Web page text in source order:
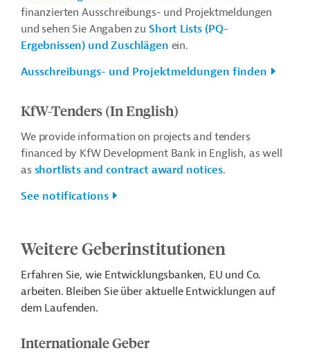
finanzierten Ausschreibungs- und Projektmeldungen
und sehen Sie Angaben zu Short Lists (PQ-
Ergebnissen) und Zuschlägen ein.
Ausschreibungs- und Projektmeldungen finden
KfW-Tenders (In English)
We provide information on projects and tenders
financed by KfW Development Bank in English, as well
as shortlists and contract award notices.
See notifications
Weitere Geberinstitutionen
Erfahren Sie, wie Entwicklungsbanken, EU und Co.
arbeiten. Bleiben Sie über aktuelle Entwicklungen auf
dem Laufenden.
Internationale Geber